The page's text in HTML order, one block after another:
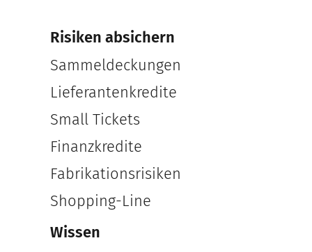
Risiken absichern
Sammeldeckungen
Lieferantenkredite
Small Tickets
Finanzkredite
Fabrikationsrisiken
Shopping-Line
Wissen